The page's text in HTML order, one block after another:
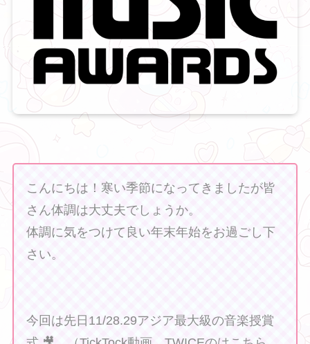
こんにちは！寒い季節になってきましたが皆
さん体調は大丈夫でしょうか。
体調に気をつけて良い年末年始をお過ごし下
さい。
今回は先日11/28.29アジア最大級の音楽授賞